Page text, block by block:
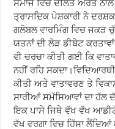
ਸਮਾਜ ਵਿਚ ਦਲਿਤ ਔਰਤ
ਤ੍ਰਾਸਦਿਕ ਪੇਸ਼ਕਾਰੀ ਨੇ
ਗਲੋਬਲ ਵਾਰਮਿੰਗ ਵਿਚ ਜਕੜ
ਯਤਨਾਂ ਦੀ ਲੋੜ ਡੀਬੇਟ
ਵੀ ਚਰਚਾ ਕੀਤੀ ਗਈ ਕਿ
ਨਹੀਂ ਰਹਿ
ਕੀਤੀ ਅਤੇ ਵਾਤਾਵਰਣ ਤੇ
ਸਾਰੀਆਂ ਸਮੱਸਿਆਵਾਂ ਦਾ ਹੱਲ
ਇਕ ਪਾਸੇ ਜਿਥੇ ਵੱਖ ਵੱਖ
ਵੱਖ ਵਰਗਾ ਵਿਚ ਹਿੱਸਾ